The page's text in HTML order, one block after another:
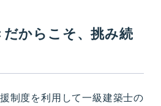
からこそ、挑み続
制度を利用して一級建築士の